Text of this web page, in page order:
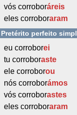
vós corroboráreis
eles corroboraram
Pretérito perfeito
eu corroborei
tu corroboraste
ele corroborou
nós corroborámos
vós corroborastes
eles corroboraram